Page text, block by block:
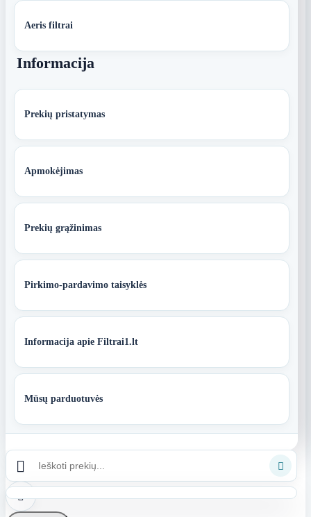
Aeris filtrai
Informacija
Prekių pristatymas
Apmokėjimas
Prekių grąžinimas
Pirkimo-pardavimo taisyklės
Informacija apie Filtrai1.lt
Mūsų parduotuvės
 
